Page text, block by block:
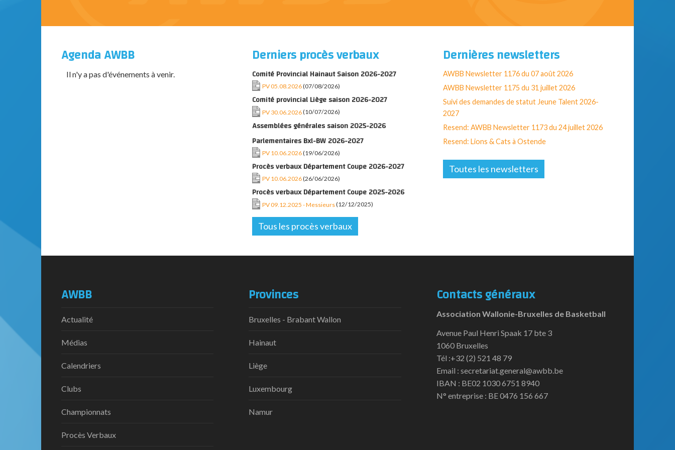
Agenda AWBB
Il n'y a pas d'événements à venir.
Derniers procès verbaux
Comité Provincial Hainaut Saison 2026-2027
PV 05.08.2026(07/08/2026)
Comité provincial Liège saison 2026-2027
PV 30.06.2026(10/07/2026)
Assemblées générales saison 2025-2026
Parlementaires Bxl-BW 2026-2027
PV 10.06.2026(19/06/2026)
Procès verbaux Département Coupe 2026-2027
PV 10.06.2026(26/06/2026)
Procès verbaux Département Coupe 2025-2026
PV 09.12.2025 - Messieurs(12/12/2025)
Tous les procès verbaux
Dernières newsletters
AWBB Newsletter 1176 du 07 août 2026
AWBB Newsletter 1175 du 31 juillet 2026
Suivi des demandes de statut Jeune Talent 2026-
2027
Resend: AWBB Newsletter 1173 du 24 juillet 2026
Resend: Lions & Cats à Ostende
Toutes les newsletters
AWBB
Actualité
Médias
Calendriers
Clubs
Championnats
Procès Verbaux
Provinces
Bruxelles - Brabant Wallon
Hainaut
Liège
Luxembourg
Namur
Contacts généraux
Association Wallonie-Bruxelles de Basketball
Avenue Paul Henri Spaak 17 bte 3
1060 Bruxelles
Tél :+32 (2) 521 48 79
Email : secretariat.general@awbb.be
IBAN : BE02 1030 6751 8940
N° entreprise : BE 0476 156 667